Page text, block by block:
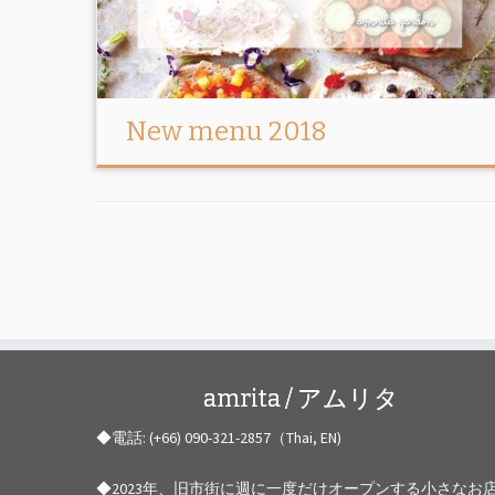
New menu 2018
amrita / アムリタ
◆電話: (+66) 090-321-2857（Thai, EN)
◆2023年、旧市街に週に一度だけオープンする小さなお